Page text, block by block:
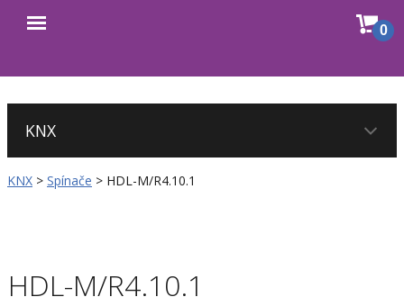
menu
0
KNX > Spínače > HDL-M/R4.10.1
HDL-M/R4.10.1